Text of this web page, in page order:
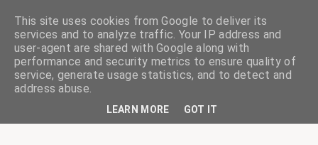
ciskaságok
This site uses cookies from Google to deliver its
services and to analyze traffic. Your IP address and
user-agent are shared with Google along with
performance and security metrics to ensure quality of
service, generate usage statistics, and to detect and
address abuse.
LEARN MORE GOT IT